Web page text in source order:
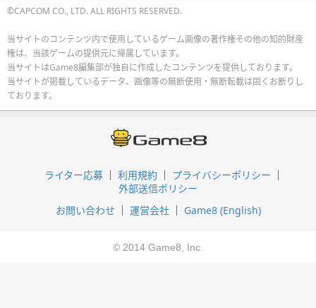
©CAPCOM CO., LTD. ALL RIGHTS RESERVED.
当サイトのコンテンツ内で使用しているゲーム画像の著作権その他の知的財産
権は、当該ゲームの提供元に帰属しています。
当サイトはGame8編集部が独自に作成したコンテンツを提供しております。
当サイトが掲載しているデータ、画像等の無断使用・無断転載は固くお断りし
ております。
ライター応募 利用規約
プライバシーポリシー
外部送信ポリシー
お問い合わせ
運営会社 Game8 (English)
© 2014 Game8, Inc.